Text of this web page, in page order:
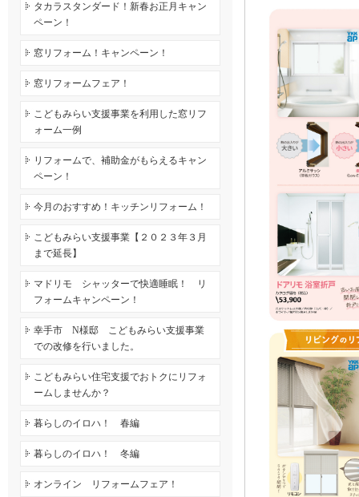
タカラスタンダード！新春お正月キャン
ペーン！
窓リフォーム！キャンペーン！
窓リフォームフェア！
こどもみらい支援事業を利用した窓リフ
ォーム一例
リフォームで、補助金がもらえるキャン
ペーン！
今月のおすすめ！キッチンリフォーム！
こどもみらい支援事業【２０２３年３月
まで延長】
マドリモ シャッターで快適睡眠！ リ
フォームキャンペーン！
幸手市 N様邸 こどもみらい支援事業
での改修を行いました。
こどもみらい住宅支援でおトクにリフォ
ームしませんか？
暮らしのイロハ！ 春編
暮らしのイロハ！ 冬編
オンライン リフォームフェア！